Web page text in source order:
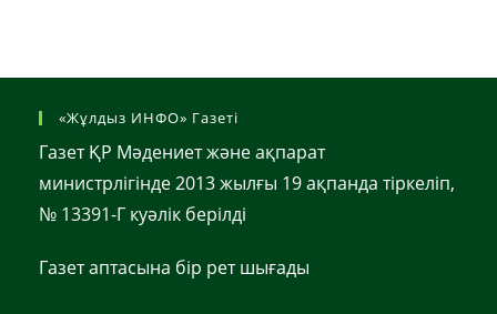
«Жұлдыз ИНФО» Газеті
Газет ҚР Мәдениет және ақпарат
министрлігінде 2013 жылғы 19 ақпанда тіркеліп,
№ 13391-Г куәлік берілді
Газет аптасына бір рет шығады